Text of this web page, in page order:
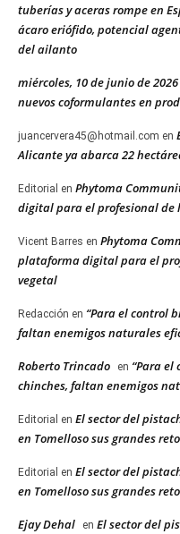
tuberías y aceras rompe en
ácaro eriófido, potencial
del ailanto
miércoles, 10 de junio de 2026
nuevos coformulantes en
juancervera45@hotmail.com en
Alicante ya abarca 22
Editorial en Phytoma
digital para el profesional de
Vicent Barres en Phytoma
plataforma digital para el
vegetal
Redacción en “Para el control
faltan enemigos naturales
Roberto Trincado en “Para el
chinches, faltan enemigos
Editorial en El sector del
en Tomelloso sus grandes
Editorial en El sector del
en Tomelloso sus grandes
Ejay Dehal en El sector del